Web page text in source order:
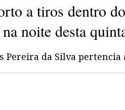
a tiros dentro
na noite desta
Pereira da Silva pertencia